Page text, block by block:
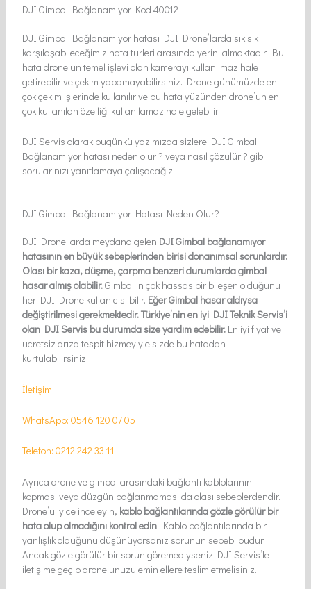
DJI Gimbal Bağlanamıyor Kod 40012
DJI Gimbal Bağlanamıyor hatası DJI Drone’larda sık sık
karşılaşabileceğimiz hata türleri arasında yerini almaktadır. Bu
hata drone’un temel işlevi olan kamerayı kullanılmaz hale
getirebilir ve çekim yapamayabilirsiniz. Drone günümüzde en
çok çekim işlerinde kullanılır ve bu hata yüzünden drone’un en
çok kullanılan özelliği kullanılamaz hale gelebilir.
DJI Servis olarak bugünkü yazımızda sizlere DJI Gimbal
Bağlanamıyor hatası neden olur ? veya nasıl çözülür ? gibi
sorularınızı yanıtlamaya çalışacağız.
DJI Gimbal Bağlanamıyor Hatası Neden Olur?
DJI Drone’larda meydana gelen DJI Gimbal bağlanamıyor
hatasının en büyük sebeplerinden birisi donanımsal sorunlardır.
Olası bir kaza, düşme, çarpma benzeri durumlarda gimbal
hasar almış olabilir.Gimbal’ın çok hassas bir bileşen olduğunu
her DJI Drone kullanıcısı bilir. Eğer Gimbal hasar aldıysa
değiştirilmesi gerekmektedir. Türkiye’nin en iyi DJI Teknik Servis’i
olan DJI Servis bu durumda size yardım edebilir. En iyi fiyat ve
ücretsiz arıza tespit hizmeyiyle sizde bu hatadan
kurtulabilirsiniz.
İletişim
WhatsApp: 0546 120 07 05
Telefon: 0212 242 33 11
Ayrıca drone ve gimbal arasındaki bağlantı kablolarının
kopması veya düzgün bağlanmaması da olası sebeplerdendir.
Drone’u iyice inceleyin, kablo bağlantılarında gözle görülür bir
hata olup olmadığını kontrol edin. Kablo bağlantılarında bir
yanlışlık olduğunu düşünüyorsanız sorunun sebebi budur.
Ancak gözle görülür bir sorun göremediyseniz DJI Servis’le
iletişime geçip drone’unuzu emin ellere teslim etmelisiniz.